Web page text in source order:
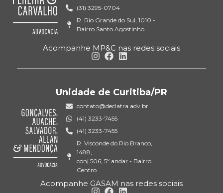
(31) 3295-0704
R. Rio Grande do Sul, 1010 -
Bairro Santo Agostinho
Acompanhe MP&C nas redes sociais
Unidade de Curitiba/PR
contato@declatra.adv.br
(41) 3233-7455
(41) 3233-7455
R. Visconde do Rio Branco,
1488,
conj 506, 5º andar - Bairro
Centro
Acompanhe GASAM nas redes sociais